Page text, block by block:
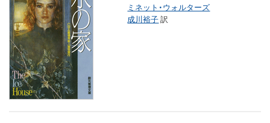
ミネット・ウォルターズ
成川裕子訳